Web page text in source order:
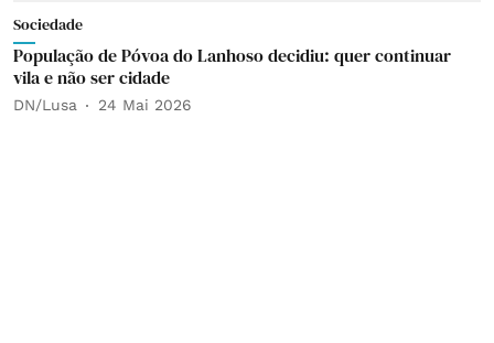
Sociedade
População de Póvoa do Lanhoso decidiu: quer continuar
vila e não ser cidade
DN/Lusa 24 Mai 2026